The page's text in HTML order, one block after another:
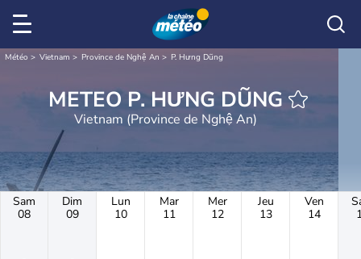
Météo Vietnam Province de Nghệ An P. Hưng Dũng
METEO P. HƯNG DŨNG
Vietnam (Province de Nghệ An)
Sam
08
Dim
09
Lun
10
Mar
11
Mer
12
Jeu
13
Ven
14